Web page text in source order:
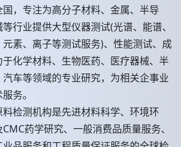
，专注为高分子材料、金属、半导
行业提供大型仪器测试(光谱、能谱、
素、离子等测试服务)、性能测试、成
化学材料、生物医药、医疗器械、半
车等领域的专业研究，为相关企事业
务。
检测机构是先进材料科学、环境环
药学研究、一般消费品质量服务、